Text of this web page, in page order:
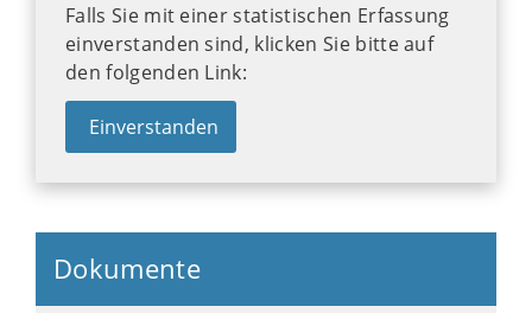
Falls Sie mit einer statistischen Erfassung
einverstanden sind, klicken Sie bitte auf
den folgenden Link:
Einverstanden
Dokumente